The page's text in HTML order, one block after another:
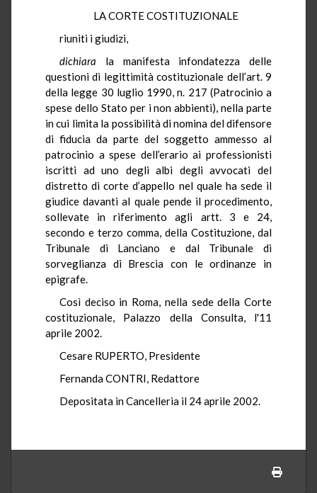
LA CORTE COSTITUZIONALE
riuniti i giudizi,
dichiara la manifesta infondatezza delle
questioni di legittimità costituzionale dell’art. 9
della legge 30 luglio 1990, n. 217 (Patrocinio a
spese dello Stato per i non abbienti), nella parte
in cui limita la possibilità di nomina del difensore
di fiducia da parte del soggetto ammesso al
patrocinio a spese dell’erario ai professionisti
iscritti ad uno degli albi degli avvocati del
distretto di corte d’appello nel quale ha sede il
giudice davanti al quale pende il procedimento,
sollevate in riferimento agli artt. 3 e 24,
secondo e terzo comma, della Costituzione, dal
Tribunale di Lanciano e dal Tribunale di
sorveglianza di Brescia con le ordinanze in
epigrafe.
Così deciso in Roma, nella sede della Corte
costituzionale, Palazzo della Consulta, l'11
aprile 2002.
Cesare RUPERTO, Presidente
Fernanda CONTRI, Redattore
Depositata in Cancelleria il 24 aprile 2002.